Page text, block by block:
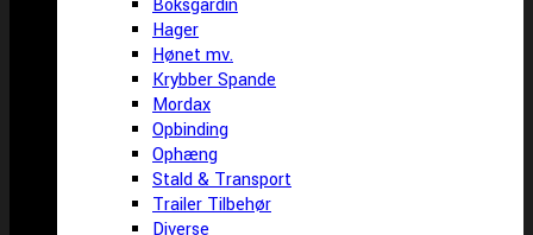
Boksgardin
Hager
Hønet mv.
Krybber Spande
Mordax
Opbinding
Ophæng
Stald & Transport
Trailer Tilbehør
Diverse